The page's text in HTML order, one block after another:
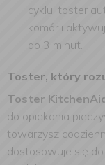
cyklu, toster
komór i
do 3 minut.
Toster, który
Toster
do opiekania
towarzysz
dostosowuje się